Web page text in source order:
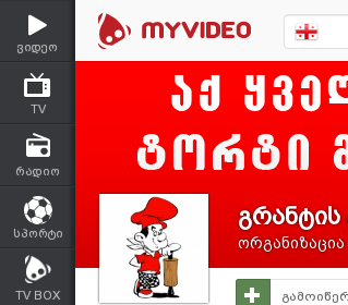
ვიდეო
TV
რადიო
სპორტი
TV BOX
გრანტის
ორგანიზაცია